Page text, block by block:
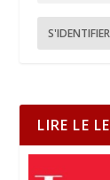
S'IDENTIFIER
LIRE LE